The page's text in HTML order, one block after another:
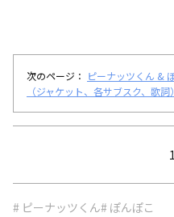
次のページ： ピーナッツくん &
（ジャケット、各サブスク、歌詞）
# ピーナッツくん# ぽんぽこ